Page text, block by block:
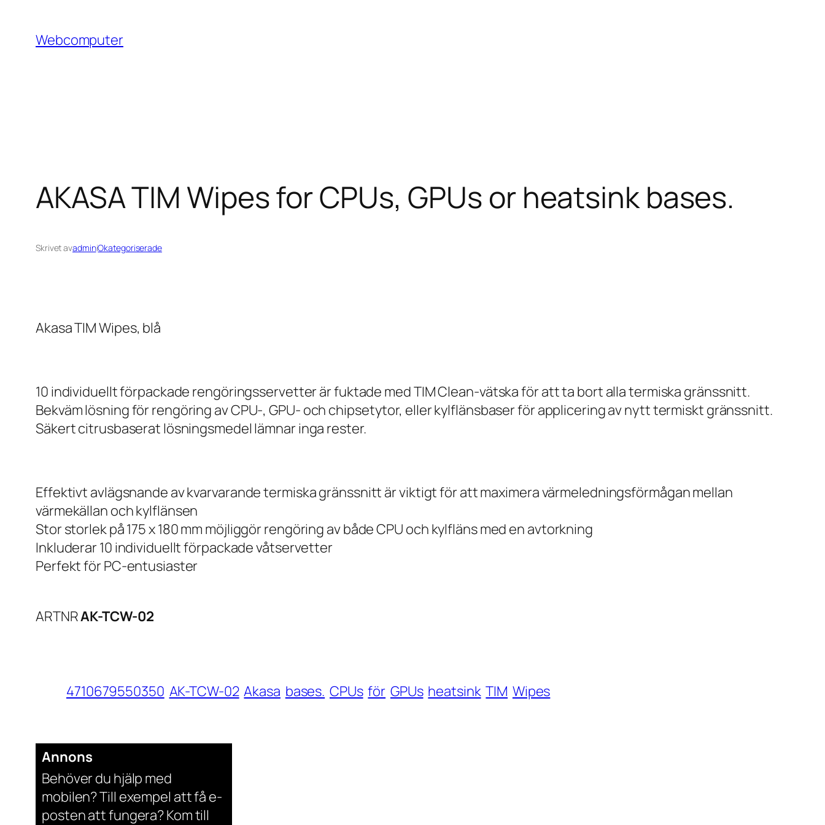
innehåll
Webcomputer
AKASA TIM Wipes for CPUs, GPUs or heatsink bases.
Skrivet avadminiOkategoriserade
Akasa TIM Wipes, blå
10 individuellt förpackade rengöringsservetter är fuktade med TIM Clean-vätska för att ta bort alla termiska gränssnitt.
Bekväm lösning för rengöring av CPU-, GPU- och chipsetytor, eller kylflänsbaser för applicering av nytt termiskt gränssnitt.
Säkert citrusbaserat lösningsmedel lämnar inga rester.
Effektivt avlägsnande av kvarvarande termiska gränssnitt är viktigt för att maximera värmeledningsförmågan mellan
värmekällan och kylflänsen
Stor storlek på 175 x 180 mm möjliggör rengöring av både CPU och kylfläns med en avtorkning
Inkluderar 10 individuellt förpackade våtservetter
Perfekt för PC-entusiaster
ARTNRAK-TCW-02
4710679550350 AK-TCW-02 Akasa bases. CPUs för GPUs heatsink TIM Wipes
Annons
Behöver du hjälp med
mobilen? Till exempel att få e-
posten att fungera? Kom till